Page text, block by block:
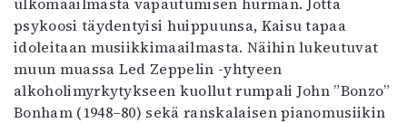
Arkisto
Lehdet
4/2026
2–3/2026
psykoosi täydentyisi huippuunsa, Kaisu tapaa
idoleitaan musiikkimaailmasta. Näihin lukeutuvat
muun muassa Led Zeppelin -yhtyeen
alkoholimyrkytykseen kuollut rumpali John ”Bonzo”
Bonham (1948–80) sekä ranskalaisen pianomusiikin